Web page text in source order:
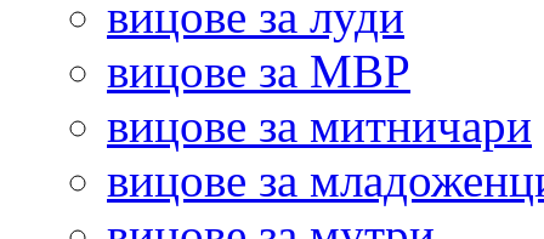
вицове за луди
вицове за МВР
вицове за митничари
вицове за